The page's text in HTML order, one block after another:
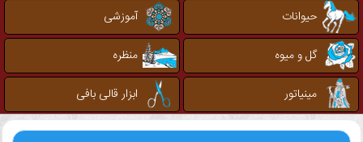
حیوانات
آموزشی
گل و میوه
منظره
مینیاتور
ابزار قالی بافی